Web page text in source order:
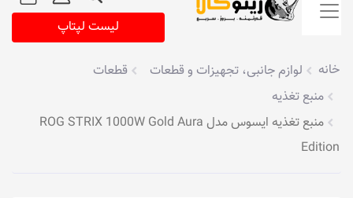
لیست لپتاپ
خانه لوازم جانبی، تجهیزات و قطعات
قطعات
منبع تغذیه
منبع تغذیه ایسوس مدل ROG STRIX 1000W Gold Aura
Edition